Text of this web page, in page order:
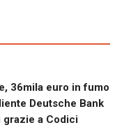
36mila euro in fumo
Deutsche Bank
a Codici